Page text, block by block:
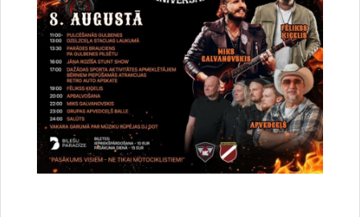
Esi pirmais, kurš uzzina!
Piesakies jaunumu saņemšanai savā e-pastā.